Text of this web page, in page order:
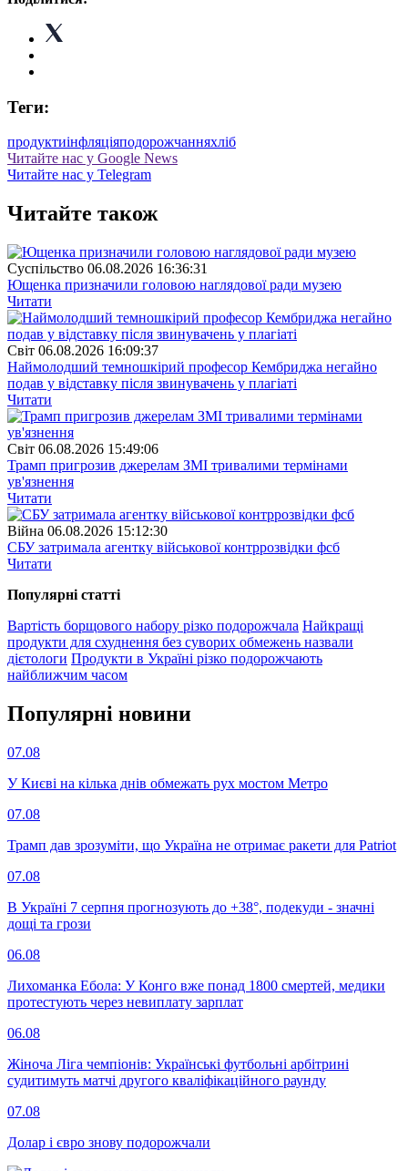
Теги:
продуктиінфляціяподорожчанняхліб
Читайте нас у Google News
Читайте нас у Telegram
Читайте також
Суспiльство 06.08.2026 16:36:31
Ющенка призначили головою наглядової ради музею
Читати
Свiт 06.08.2026 16:09:37
Наймолодший темношкірий професор Кембриджа негайно
подав у відставку після звинувачень у плагіаті
Читати
Свiт 06.08.2026 15:49:06
Трамп пригрозив джерелам ЗМІ тривалими термінами
ув'язнення
Читати
Війна 06.08.2026 15:12:30
СБУ затримала агентку військової контррозвідки фсб
Читати
Популярнi статтi
Вартість борщового набору різко подорожчала Найкращі
продукти для схуднення без суворих обмежень назвали
дієтологи Продукти в Україні різко подорожчають
найближчим часом
Популярнi новини
07.08
У Києві на кілька днів обмежать рух мостом Метро
07.08
Трамп дав зрозуміти, що Україна не отримає ракети для Patriot
07.08
В Україні 7 серпня прогнозують до +38°, подекуди - значні
дощі та грози
06.08
Лихоманка Ебола: У Конго вже понад 1800 смертей, медики
протестують через невиплату зарплат
06.08
Жіноча Ліга чемпіонів: Українські футбольні арбітрині
судитимуть матчі другого кваліфікаційного раунду
07.08
Долар і євро знову подорожчали